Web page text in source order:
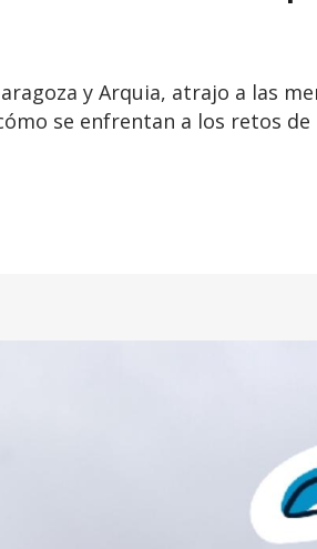
y Arquia, atrajo a las
se enfrentan a los retos